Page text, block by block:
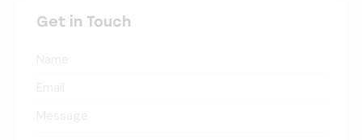
Get in Touch